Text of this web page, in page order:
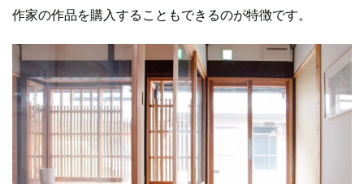
作家の作品を購入することもできるのが特徴です。